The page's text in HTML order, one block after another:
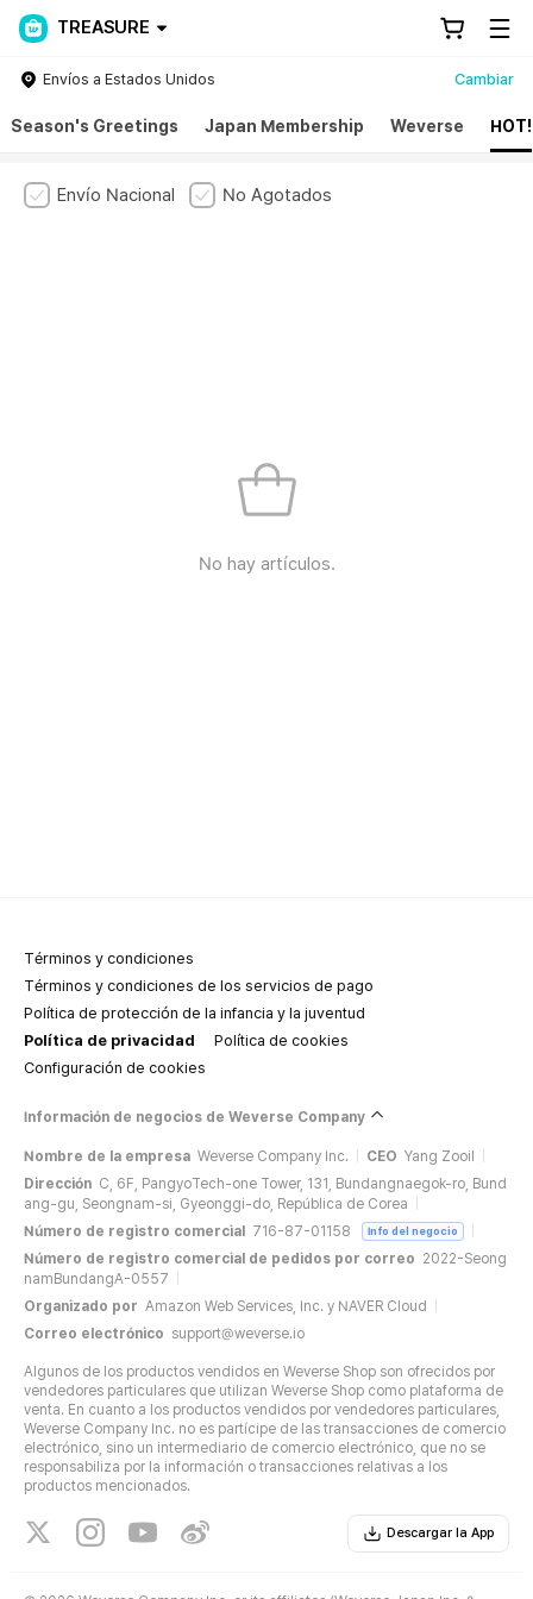
TREASURE
Envíos a Estados Unidos Cambiar
Season's Greetings Japan Membership Weverse HOT!
Envío Nacional No Agotados
No hay artículos.
Términos y condiciones
Términos y condiciones de los servicios de pago
Política de protección de la infancia y la juventud
Política de privacidad
Política de cookies
Configuración de cookies
Información de negocios de Weverse Company
Nombre de la empresa Weverse Company Inc. CEO Yang Zooil
Dirección C, 6F, PangyoTech-one Tower, 131, Bundangnaegok-ro, Bund
ang-gu, Seongnam-si, Gyeonggi-do, República de Corea
Número de registro comercial
716-87-01158 Info del negocio
Número de registro comercial de pedidos por correo 2022-Seong
namBundangA-0557
Organizado por Amazon Web Services, Inc. y NAVER Cloud
Correo electrónico support@weverse.io
Algunos de los productos vendidos en Weverse Shop son ofrecidos por
vendedores particulares que utilizan Weverse Shop como plataforma de
venta. En cuanto a los productos vendidos por vendedores particulares,
Weverse Company Inc. no es partícipe de las transacciones de comercio
electrónico, sino un intermediario de comercio electrónico, que no se
responsabiliza por la información o transacciones relativas a los
productos mencionados.
Descargar la App